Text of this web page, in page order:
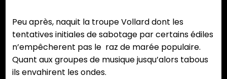
Peu après, naquit la troupe Vollard dont les
tentatives initiales de sabotage par certains édiles
n’empêcherent pas le raz de marée populaire.
Quant aux groupes de musique jusqu’alors tabous
ils envahirent les ondes.